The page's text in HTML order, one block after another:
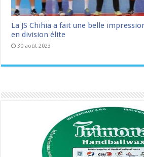
La JS Chihia a fait une belle
en division élite
30 août 2023